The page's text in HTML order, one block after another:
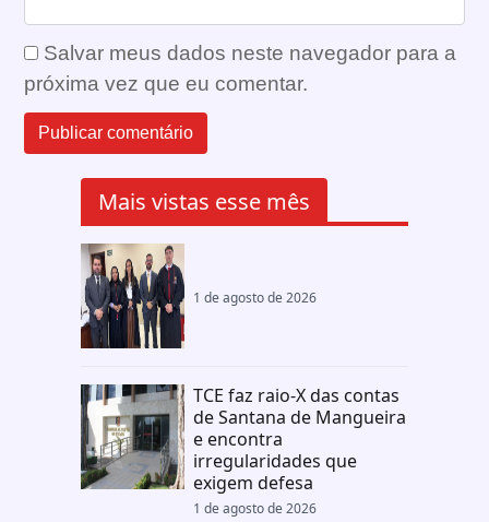
Salvar meus dados neste navegador para a
próxima vez que eu comentar.
Mais vistas esse mês
1 de agosto de 2026
TCE faz raio-X das contas
de Santana de Mangueira
e encontra
irregularidades que
exigem defesa
1 de agosto de 2026